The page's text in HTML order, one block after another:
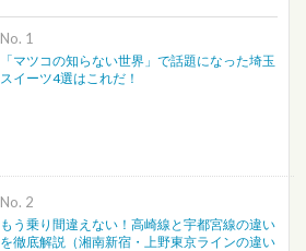
No.
「マツコの知らない世界」で話題になった埼玉
スイーツ4選はこれだ！
No.
もう乗り間違えない！高崎線と宇都宮線の違い
を徹底解説（湘南新宿・上野東京ラインの違い